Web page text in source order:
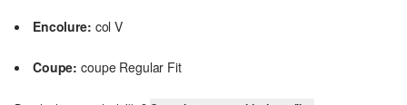
Encolure: col V
Coupe: coupe Regular Fit